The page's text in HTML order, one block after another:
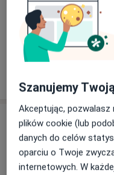
Zobacz galerię (4)
Usługi i ceny
Konsultacja
Od 250 zł Szczegóły
Szanujemy
Akceptując,
plików cookie (lub
danych do celów
oparciu o Twoje
internetowych. W